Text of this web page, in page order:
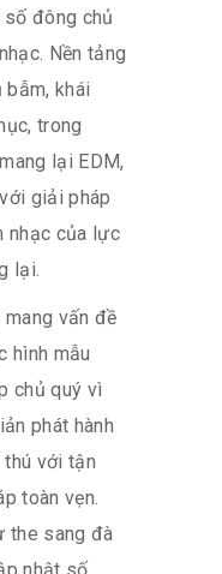
số đông chủ
Nền tảng
bẫm, khái
trong
lại EDM,
giải pháp
nhạc của lực
lại.
vấn đề
hình mẫu
chủ quý vì
phát hành
với tận
toàn vẹn.
the sang đà
nhật số